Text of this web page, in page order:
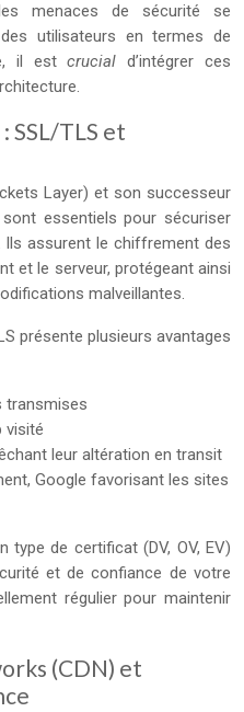
menaces de sécurité se
utilisateurs en termes de
il estcruciald’intégrer ces
SSL/TLS et
Layer) et son successeur
essentiels pour sécuriser
assurent le chiffrement des
et le serveur, protégeant ainsi
malveillantes.
présente plusieurs avantages
transmises
visité
leur altération en transit
Google favorisant les sites
de certificat (DV, OV, EV)
et de confiance de votre
régulier pour maintenir
(CDN) et